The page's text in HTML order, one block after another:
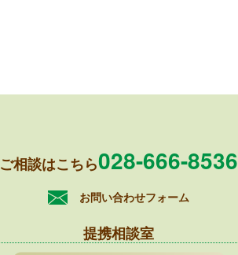
ご相談はこちら028-666-8536
お問い合わせフォーム
提携相談室